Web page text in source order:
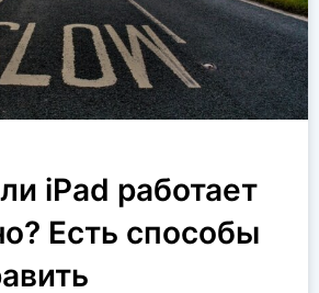
iPad работает
Есть способы